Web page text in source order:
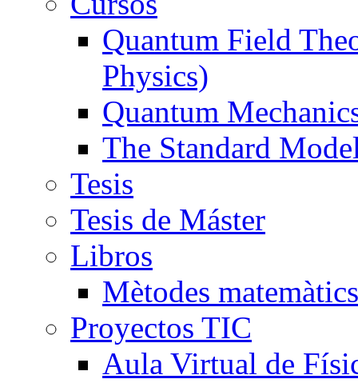
Quantum Field
Physics)
Quantum
The Standard
Tesis
Tesis de Máster
Libros
Mètodes
Proyectos TIC
Aula Virtual de